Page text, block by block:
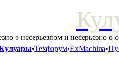
о несерьезном и несерьезно о
•Техфорум•ExMachina•